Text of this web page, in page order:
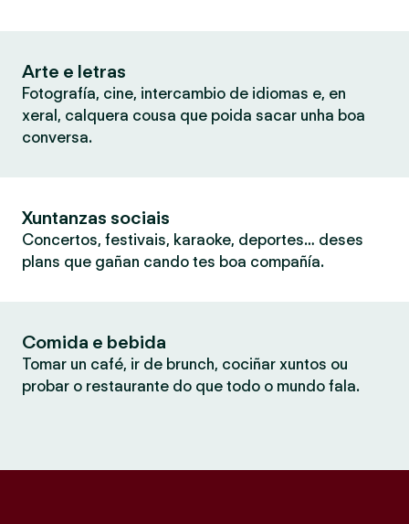
Arte e letras
Fotografía, cine, intercambio de idiomas e, en
xeral, calquera cousa que poida sacar unha boa
conversa.
Xuntanzas sociais
Concertos, festivais, karaoke, deportes… deses
plans que gañan cando tes boa compañía.
Comida e bebida
Tomar un café, ir de brunch, cociñar xuntos ou
probar o restaurante do que todo o mundo fala.